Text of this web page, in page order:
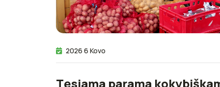
2026 6 Kovo
Tęsiama parama